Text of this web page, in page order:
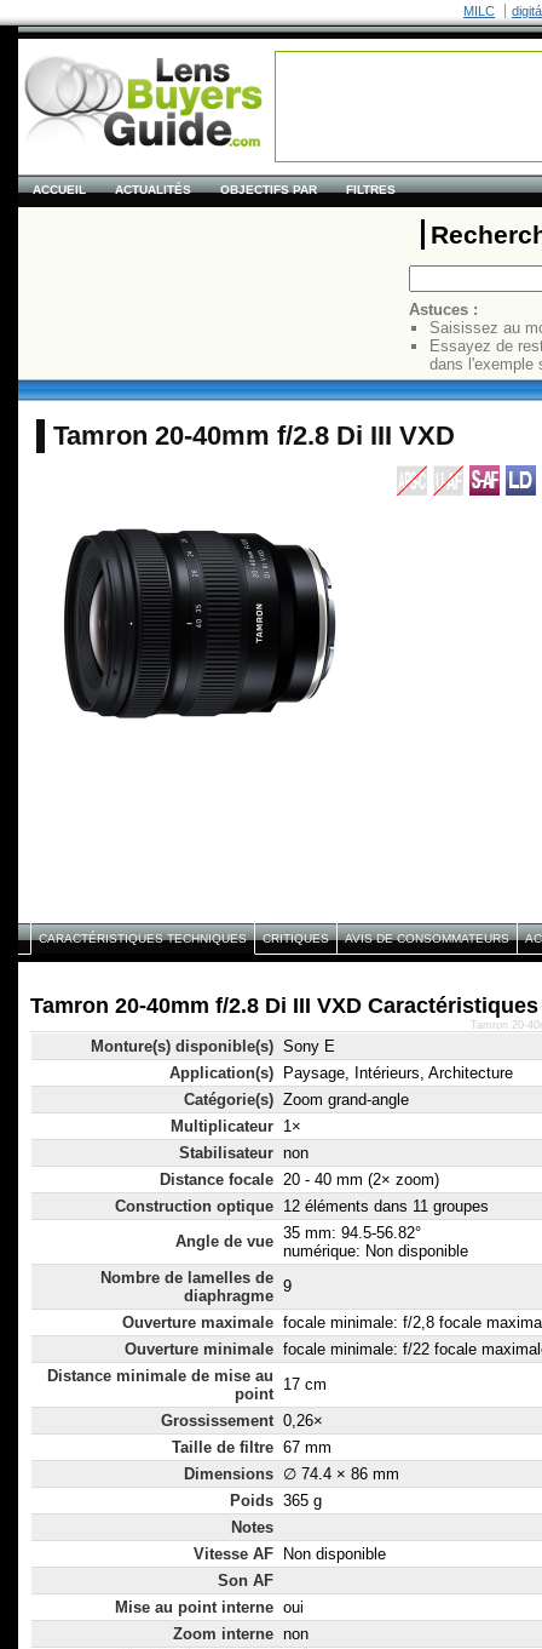
MILC
ACCUEIL ACTUALITÉS OBJECTIFS PAR FILTRES
Astuces :
Saisissez au
Essayez de
dans
Tamron 20-40mm f/2.8 Di III VXD
CARACTÉRISTIQUES TECHNIQUES CRITIQUES AVIS DE CONSOMMATEURS
Tamron 20-40mm f/2.8 Di III VXD
Monture(s) disponible(s) Sony E
Application(s)
Paysage, Intérieurs, Architecture
Catégorie(s) Zoom grand-angle
Multiplicateur 1×
Stabilisateur non
Distance focale 20 - 40 mm (2× zoom)
Construction optique 12 éléments dans 11 groupes
Angle de vue 35 mm: 94.5-56.82°
numérique: Non disponible
Nombre de lamelles de
diaphragme
9
Ouverture maximale focale minimale: f/2,8 focale
Ouverture minimale focale minimale: f/22 focale
Distance minimale de mise au
point
17 cm
Grossissement 0,26×
Taille de filtre 67 mm
Dimensions ∅ 74.4 × 86 mm
Poids 365 g
Notes
Vitesse AF
Non disponible
Son AF
Mise au point interne oui
Zoom interne non
Tamron 20-